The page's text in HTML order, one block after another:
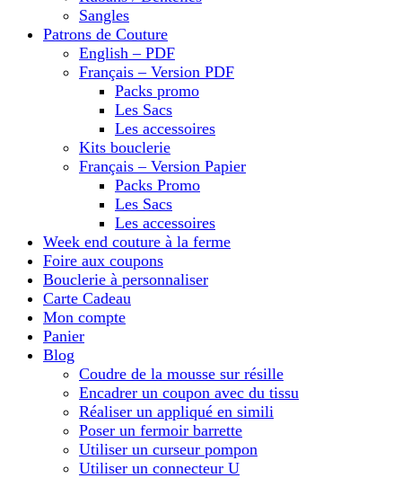
Sangles
Patrons de Couture
English – PDF
Français – Version PDF
Packs promo
Les Sacs
Les accessoires
Kits bouclerie
Français – Version Papier
Packs Promo
Les Sacs
Les accessoires
Week end couture à la ferme
Foire aux coupons
Bouclerie à personnaliser
Carte Cadeau
Mon compte
Panier
Blog
Coudre de la mousse sur résille
Encadrer un coupon avec du tissu
Réaliser un appliqué en simili
Poser un fermoir barrette
Utiliser un curseur pompon
Utiliser un connecteur U